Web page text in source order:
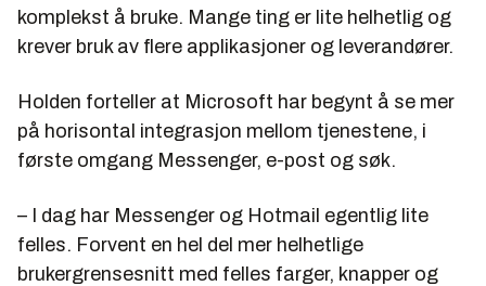
komplekst å bruke. Mange ting er lite helhetlig og
krever bruk av flere applikasjoner og leverandører.
Holden forteller at Microsoft har begynt å se mer
på horisontal integrasjon mellom tjenestene, i
første omgang Messenger, e-post og søk.
– I dag har Messenger og Hotmail egentlig lite
felles. Forvent en hel del mer helhetlige
brukergrensesnitt med felles farger, knapper og